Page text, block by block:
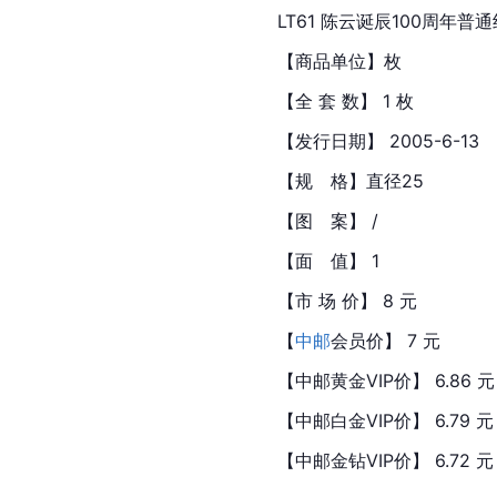
LT61 陈云诞辰100周年普
【商品单位】枚
【全 套 数】 1 枚
【发行日期】 2005-6-13
【规　格】直径25
【图　案】 /
【面　值】 1
【市 场 价】 8 元
【中邮会员价】 7 元
【中邮黄金VIP价】 6.86 元
【中邮白金VIP价】 6.79 元
【中邮金钻VIP价】 6.72 元